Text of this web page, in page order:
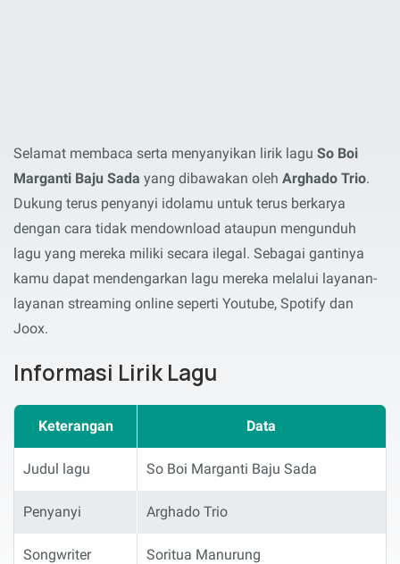
Selamat membaca serta menyanyikan lirik lagu So Boi
Marganti Baju Sada yang dibawakan oleh Arghado Trio.
Dukung terus penyanyi idolamu untuk terus berkarya
dengan cara tidak mendownload ataupun mengunduh
lagu yang mereka miliki secara ilegal. Sebagai gantinya
kamu dapat mendengarkan lagu mereka melalui layanan-
layanan streaming online seperti Youtube, Spotify dan
Joox.
Informasi Lirik Lagu
Keterangan Data
Judul lagu So Boi Marganti Baju Sada
Penyanyi Arghado Trio
Songwriter Soritua Manurung